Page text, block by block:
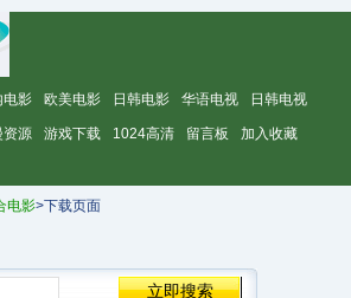
电影 欧美电影 日韩电影 华语电视 日韩电视
资源 游戏下载 1024高清 留言板 加入收藏
电影>下载页面